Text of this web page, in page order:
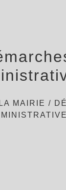
LA MAIRIE /